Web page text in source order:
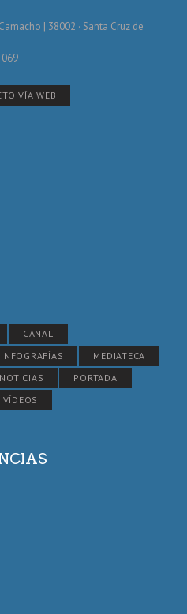
| 38002 · Santa Cruz de
VÍA WEB
CANAL
INFOGRAFÍAS
MEDIATECA
NOTICIAS
PORTADA
VÍDEOS